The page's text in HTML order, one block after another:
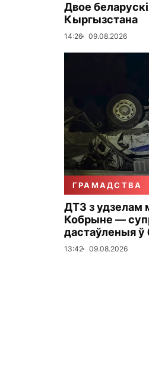
Двое
Кыргызстана
14:26 09.08.2026
ГРАМАДСТВА
ДТЗ з удзелам
Кобрыне —
дастаўленыя ў
13:42 09.08.2026